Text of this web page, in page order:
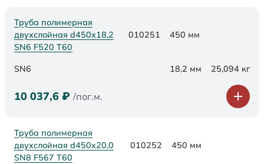
Труба полимерная
двухслойная d450х18,2
SN6 F520 Т60
010251 450 мм
SN6 18,2 мм 25,094 кг
10 037,6 ₽ /пог.м.
Труба полимерная
двухслойная d450х20,0
SN8 F567 Т60
010252 450 мм